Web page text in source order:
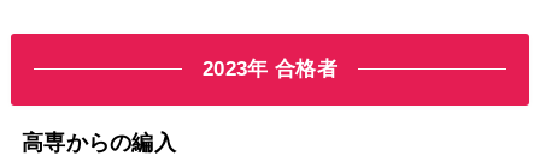
2023年 合格者
高専からの編入